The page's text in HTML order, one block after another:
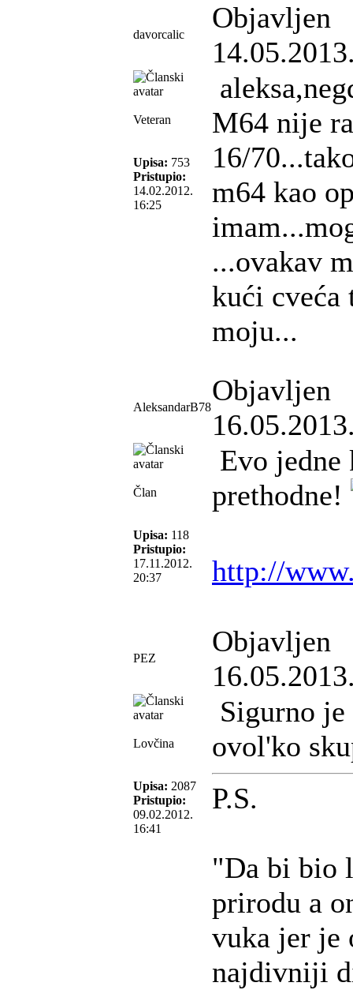
davorcalic
Objavljen
Veteran
Upisa: 753
Pristupio:
14.02.2012.
16:25
M64 nije
16/
m64 kao
...ovakav
kući cveća
moju...
AleksandarB78
Objavljen
Član
Upisa: 118
Pristupio:
17.11.2012.
20:37
Evo jedne
prethodne!
http://
PEZ
Objavljen
Lovčina
Upisa: 2087
Pristupio:
09.02.2012.
16:41
Sigurno je
ovol'ko
P.S.
"Da bi bio
prirodu a
vuka jer
najdivniji